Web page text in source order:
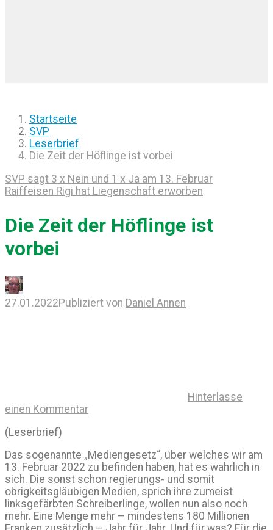
Startseite
SVP
Leserbrief
Die Zeit der Höflinge ist vorbei
SVP sagt 3 x Nein und 1 x Ja am 13. Februar
Raiffeisen Rigi hat Liegenschaft erworben
Die Zeit der Höflinge ist
vorbei
27.01.2022Publiziert von Daniel Annen
Hinterlasse
einen Kommentar
(Leserbrief)
Das sogenannte „Mediengesetz“, über welches wir am
13. Februar 2022 zu befinden haben, hat es wahrlich in
sich. Die sonst schon regierungs- und somit
obrigkeitsgläubigen Medien, sprich ihre zumeist
linksgefärbten Schreiberlinge, wollen nun also noch
mehr. Eine Menge mehr – mindestens 180 Millionen